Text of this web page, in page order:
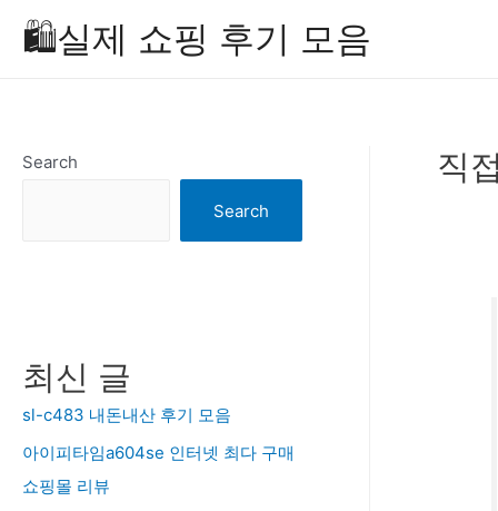
Skip
🛍️실제 쇼핑 후기 모음
Search
Search
최신 글
sl-c483 내돈내산 후기 모음
아이피타임a604se 인터넷 최다 구매
쇼핑몰 리뷰
직